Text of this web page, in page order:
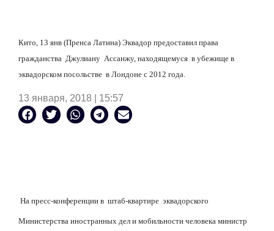
Кито, 13 янв (Пренса Латина) Эквадор предоставил права
гражданства Джулиану Ассанжу, находящемуся в убежище в
эквадорском посольстве в Лондоне с 2012 года.
13 января, 2018 | 15:57
На пресс-конференции в штаб-квартире эквадорского
Министерства иностранных дел и мобильности человека министр